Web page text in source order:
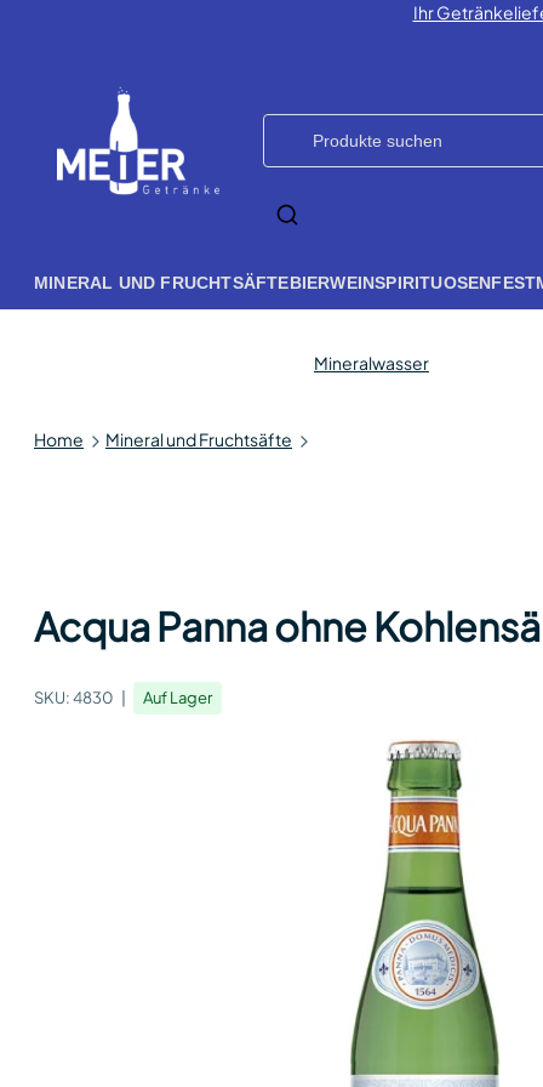
Ihr
MINERAL UND FRUCHTSÄFTEBIERWEINSPIRITUOSEN
Home Mineral und Fruchtsäfte
Mineralwasser
Acqua Panna ohne
SKU:4830 Auf Lager